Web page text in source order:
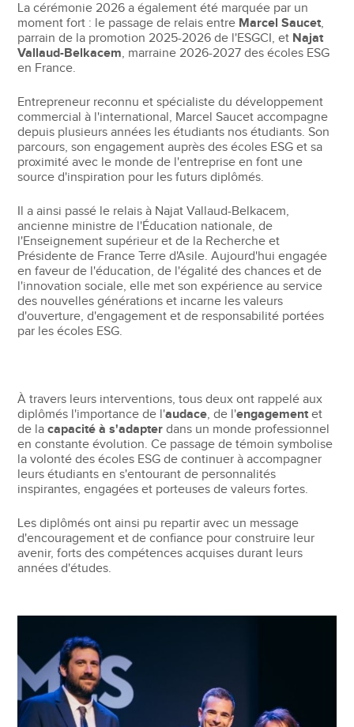
La cérémonie 2026 a également été marquée par un
moment fort : le passage de relais entre Marcel Saucet,
parrain de la promotion 2025-2026 de l'ESGCI, et Najat
Vallaud-Belkacem, marraine 2026-2027 des écoles ESG
en France.
Entrepreneur reconnu et spécialiste du développement
commercial à l'international, Marcel Saucet accompagne
depuis plusieurs années les étudiants nos étudiants. Son
parcours, son engagement auprès des écoles ESG et sa
proximité avec le monde de l'entreprise en font une
source d'inspiration pour les futurs diplômés.
Il a ainsi passé le relais à Najat Vallaud-Belkacem,
ancienne ministre de l'Éducation nationale, de
l'Enseignement supérieur et de la Recherche et
Présidente de France Terre d'Asile. Aujourd'hui engagée
en faveur de l'éducation, de l'égalité des chances et de
l'innovation sociale, elle met son expérience au service
des nouvelles générations et incarne les valeurs
d'ouverture, d'engagement et de responsabilité portées
par les écoles ESG.
À travers leurs interventions, tous deux ont rappelé aux
diplômés l'importance de l'audace, de l'engagement et
de lacapacité à s'adapter dans un monde professionnel
en constante évolution. Ce passage de témoin symbolise
la volonté des écoles ESG de continuer à accompagner
leurs étudiants en s'entourant de personnalités
inspirantes, engagées et porteuses de valeurs fortes.
Les diplômés ont ainsi pu repartir avec un message
d'encouragement et de confiance pour construire leur
avenir, forts des compétences acquises durant leurs
années d'études.